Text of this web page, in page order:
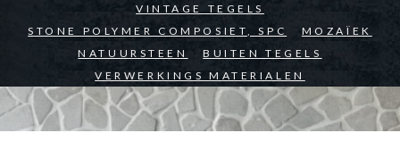
VINTAGE TEGELS
STONE POLYMER COMPOSIET, SPC
MOZAÏEK
NATUURSTEEN
BUITEN TEGELS
VERWERKINGS MATERIALEN